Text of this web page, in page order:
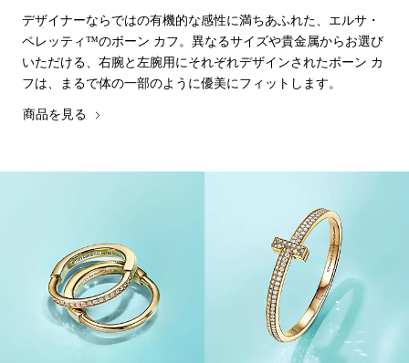
デザイナーならではの有機的な感性に満ちあふれた、エルサ・
ペレッティ™のボーン カフ。異なるサイズや貴金属からお選び
いただける、右腕と左腕用にそれぞれデザインされたボーン カ
フは、まるで体の一部のように優美にフィットします。
商品を見る